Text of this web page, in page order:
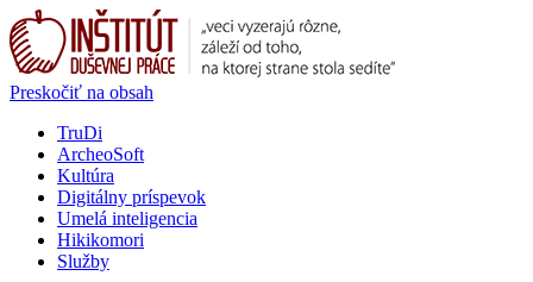
Preskočiť na obsah
TruDi
ArcheoSoft
Kultúra
Digitálny príspevok
Umelá inteligencia
Hikikomori
Služby